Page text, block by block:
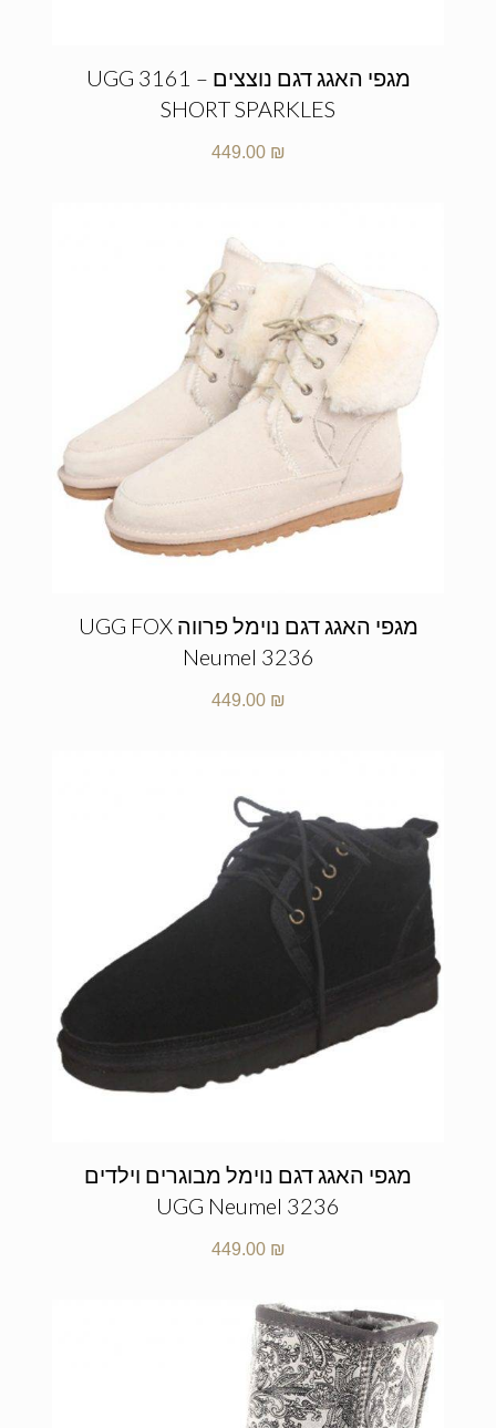
מגפי האגג דגם נוצצים – UGG 3161
SHORT SPARKLES
449.00 ₪
מגפי האגג דגם נוימל פרווה UGG FOX
Neumel 3236
449.00 ₪
מגפי האגג דגם נוימל מבוגרים וילדים
UGG Neumel 3236
449.00 ₪